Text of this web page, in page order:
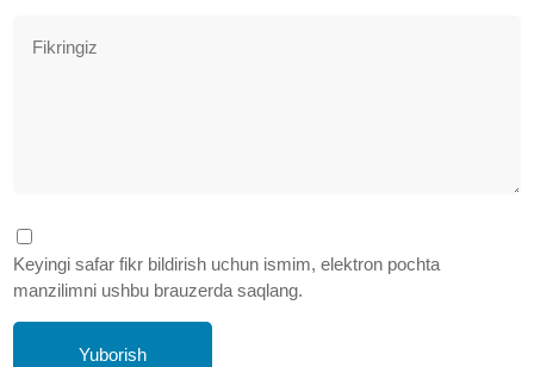
Keyingi safar fikr bildirish uchun ismim, elektron pochta
manzilimni ushbu brauzerda saqlang.
Yuborish